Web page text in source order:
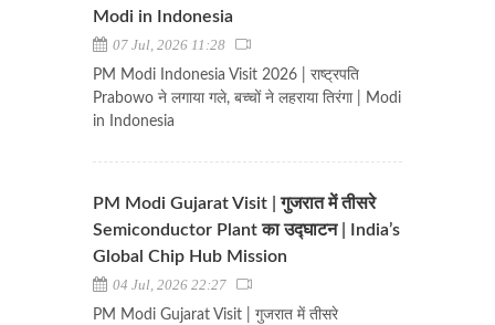
Modi in Indonesia
07 Jul, 2026 11:28
PM Modi Indonesia Visit 2026 | राष्ट्रपति
Prabowo ने लगाया गले, बच्चों ने लहराया तिरंगा | Modi
in Indonesia
PM Modi Gujarat Visit | गुजरात में तीसरे
Semiconductor Plant का उद्घाटन | India’s
Global Chip Hub Mission
04 Jul, 2026 22:27
PM Modi Gujarat Visit | गुजरात में तीसरे